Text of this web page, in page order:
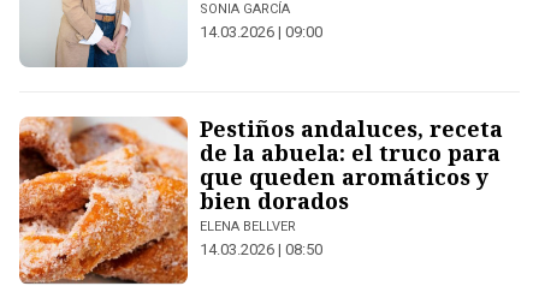
SONIA GARCÍA
14.03.2026 | 09:00
Pestiños andaluces, receta
de la abuela: el truco para
que queden aromáticos y
bien dorados
ELENA BELLVER
14.03.2026 | 08:50